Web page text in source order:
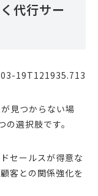
代行サー
見つからない場
選択肢です。
セールスが得意な
客との関係強化を